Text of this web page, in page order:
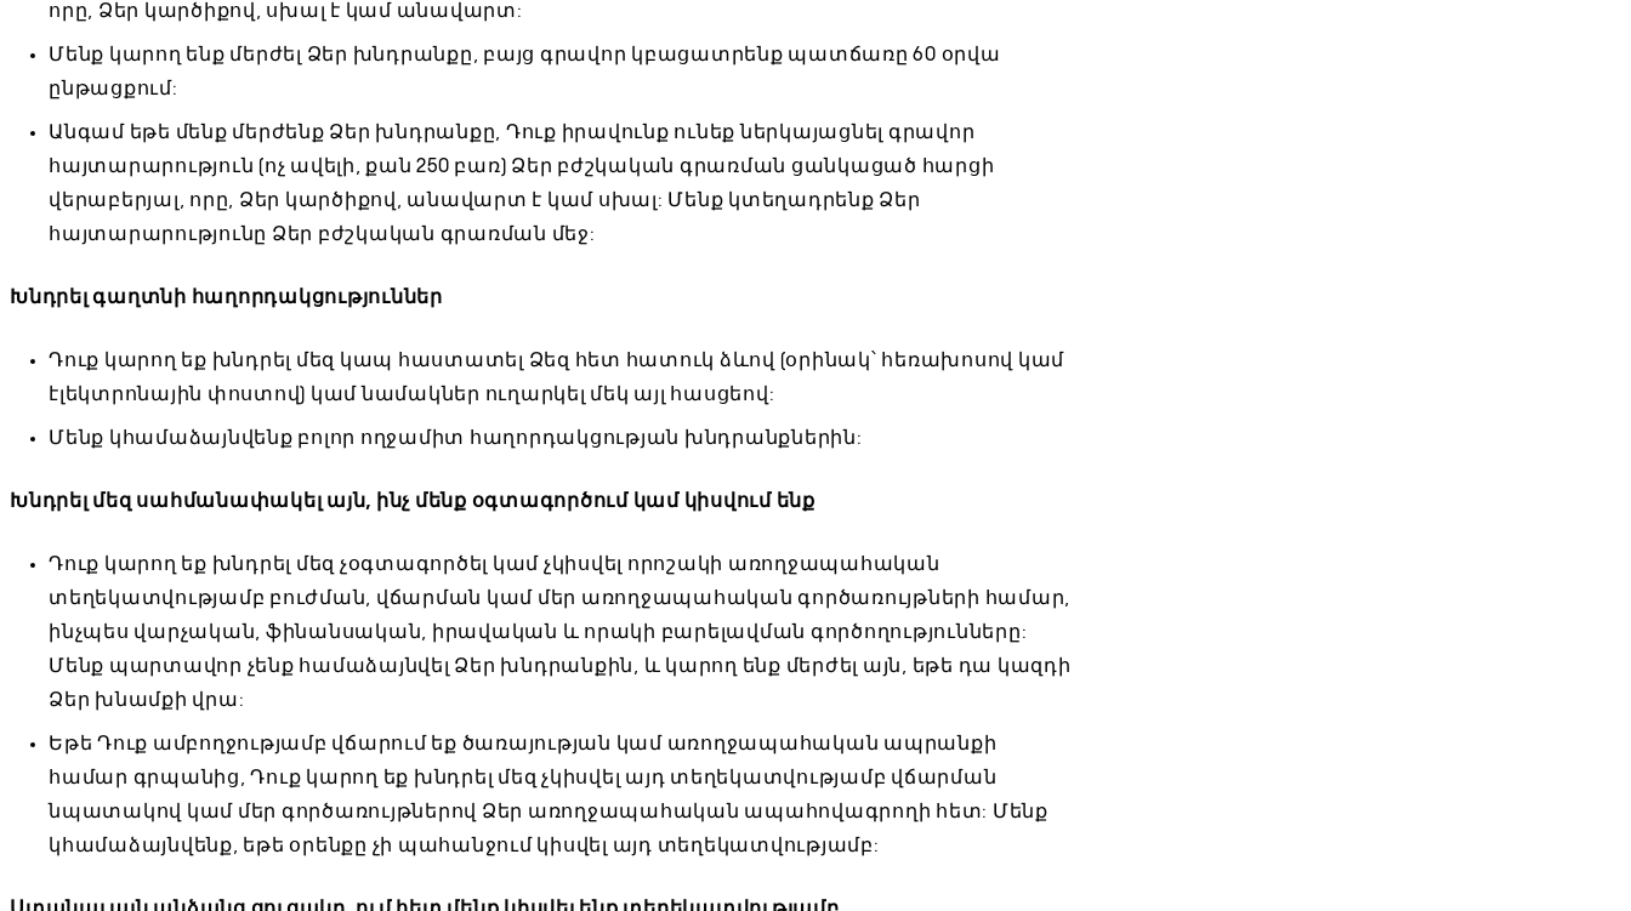
որը, Ձեր կարծիքով, սխալ է կամ անավարտ:
Մենք կարող ենք մերժել Ձեր խնդրանքը, բայց գրավոր կբացատրենք պատճառը 60 օրվա
ընթացքում:
Անգամ եթե մենք մերժենք Ձեր խնդրանքը, Դուք իրավունք ունեք ներկայացնել գրավոր
հայտարարություն (ոչ ավելի, քան 250 բառ) Ձեր բժշկական գրառման ցանկացած հարցի
վերաբերյալ, որը, Ձեր կարծիքով, անավարտ է կամ սխալ: Մենք կտեղադրենք Ձեր
հայտարարությունը Ձեր բժշկական գրառման մեջ:
Խնդրել գաղտնի հաղորդակցություններ
Դուք կարող եք խնդրել մեզ կապ հաստատել Ձեզ հետ հատուկ ձևով (օրինակ՝ հեռախոսով կամ
էլեկտրոնային փոստով) կամ նամակներ ուղարկել մեկ այլ հասցեով:
Մենք կհամաձայնվենք բոլոր ողջամիտ հաղորդակցության խնդրանքներին:
Խնդրել մեզ սահմանափակել այն, ինչ մենք օգտագործում կամ կիսվում ենք
Դուք կարող եք խնդրել մեզ չօգտագործել կամ չկիսվել որոշակի առողջապահական
տեղեկատվությամբ բուժման, վճարման կամ մեր առողջապահական գործառույթների համար,
ինչպես վարչական, ֆինանսական, իրավական և որակի բարելավման գործողությունները:
Մենք պարտավոր չենք համաձայնվել Ձեր խնդրանքին, և կարող ենք մերժել այն, եթե դա կազդի
Ձեր խնամքի վրա:
Եթե Դուք ամբողջությամբ վճարում եք ծառայության կամ առողջապահական ապրանքի
համար գրպանից, Դուք կարող եք խնդրել մեզ չկիսվել այդ տեղեկատվությամբ վճարման
նպատակով կամ մեր գործառույթներով Ձեր առողջապահական ապահովագրողի հետ: Մենք
կհամաձայնվենք, եթե օրենքը չի պահանջում կիսվել այդ տեղեկատվությամբ: